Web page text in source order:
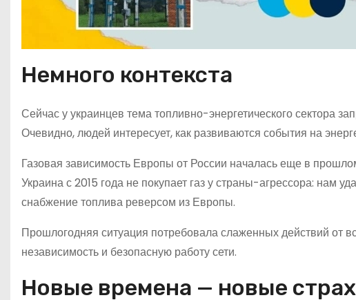
Немного контекста
Сейчас у украинцев тема топливно-энергетического сектора
Очевидно, людей интересует, как развиваются события на
Газовая зависимость Европы от России началась еще в
Украина с 2015 года не покупает газ у страны-агрессора: нам
снабжение топлива реверсом из Европы.
Прошлогодняя ситуация потребовала слаженных действий от
независимость и безопасную работу сети.
Новые времена — новые